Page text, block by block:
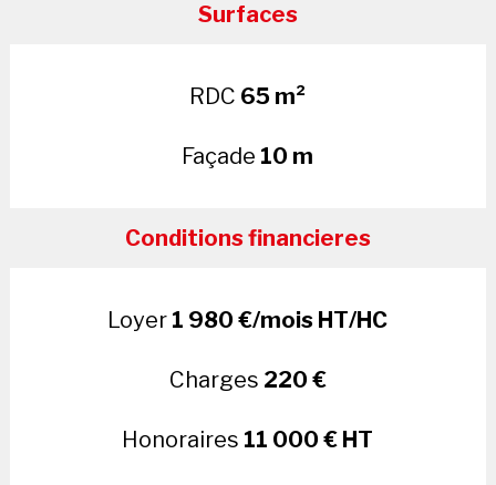
Surfaces
RDC 65 m²
Façade 10 m
Conditions financieres
Loyer 1 980 €/mois HT/HC
Charges 220 €
Honoraires 11 000 € HT